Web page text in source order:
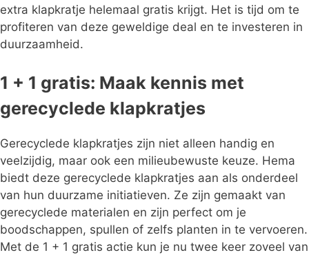
extra klapkratje helemaal gratis krijgt. Het is tijd om te
profiteren van deze geweldige deal en te investeren in
duurzaamheid.
1 + 1 gratis: Maak kennis met
gerecyclede klapkratjes
Gerecyclede klapkratjes zijn niet alleen handig en
veelzijdig, maar ook een milieubewuste keuze. Hema
biedt deze gerecyclede klapkratjes aan als onderdeel
van hun duurzame initiatieven. Ze zijn gemaakt van
gerecyclede materialen en zijn perfect om je
boodschappen, spullen of zelfs planten in te vervoeren.
Met de 1 + 1 gratis actie kun je nu twee keer zoveel van